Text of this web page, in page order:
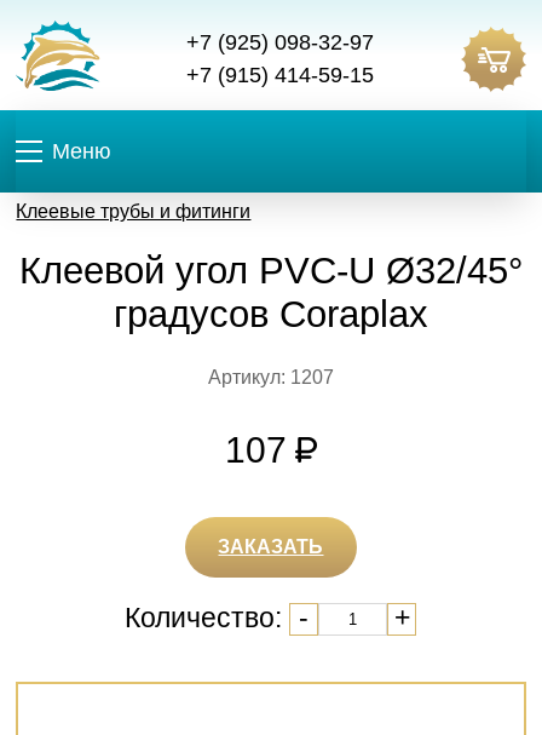
+7 (925) 098-32-97
+7 (915) 414-59-15
Меню
Клеевые трубы и фитинги
Клеевой угол PVC-U Ø32/45°
градусов Coraplax
Артикул: 1207
107
ЗАКАЗАТЬ
Количество: - +